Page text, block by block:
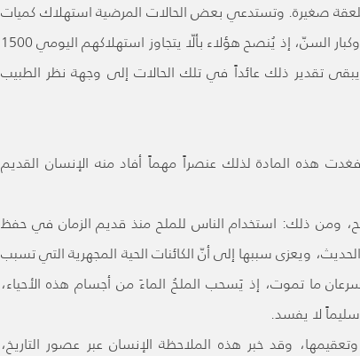
أي ما يعادل ملعقة صغيرة. وتستدعي بعض الحالات المرضية استهلاك كميات
أقل، مثل مرضى ارتفاع ضغط الدم، ومرضى الكلى، وكبار السنّ، إذ يُنصح هؤلاء بألّا يتجاوز استهلاكهم اليومي 1500
تقدير ذلك عائداً في تلك الحالات إلى وجهة نظر الطبيب
هذه المادة لذلك عنصراً مهماً أفاد منه الإنسان القديم
ومن ذلك: استخدام الناس للملح منذ قديم الزمان في حفظ
ويعزى سببها إلى أنّ الكائنات الحية المجهرية التي تسبب
ما تموت، إذ يَسحب الملحُ الماءَ من أجسام هذه الأحياء،
لا يفسد.
وقد خبر هذه الملاحظة الإنسان عبر عصور التاريخ،